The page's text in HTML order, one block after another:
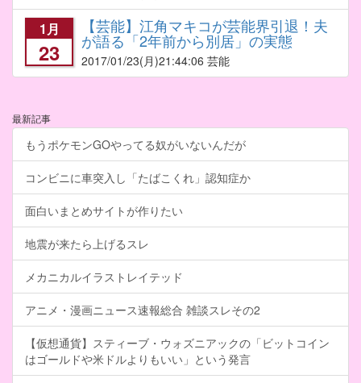
1月
23
【芸能】江角マキコが芸能界引退！夫
が語る「2年前から別居」の実態
2017/01/23(月)21:44:06 芸能
最新記事
もうポケモンGOやってる奴がいないんだが
コンビニに車突入し「たばこくれ」認知症か
面白いまとめサイトが作りたい
地震が来たら上げるスレ
メカニカルイラストレイテッド
アニメ・漫画ニュース速報総合 雑談スレその2
【仮想通貨】スティーブ・ウォズニアックの「ビットコイン
はゴールドや米ドルよりもいい」という発言